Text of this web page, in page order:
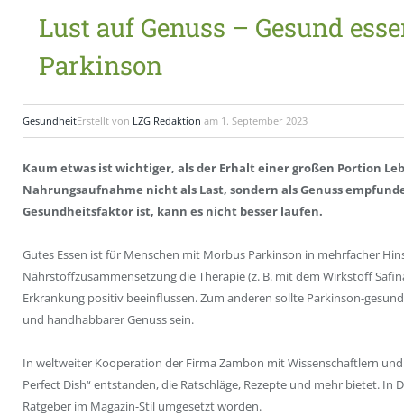
Lust auf Genuss – Gesund
Parkinson
Erstellt von LZG Redaktion am 1. September 2023
Gesundheit
Kaum etwas ist wichtiger, als der Erhalt einer großen Portion
Nahrungsaufnahme nicht als Last, sondern als Genuss
Gesundheitsfaktor ist, kann es nicht besser laufen.
Gutes Essen ist für Menschen mit Morbus Parkinson in mehrfacher
Nährstoffzusammensetzung die Therapie (z. B. mit dem Wirkstoff
Erkrankung positiv beeinflussen. Zum anderen sollte Parkinson-
und handhabbarer Genuss sein.
In weltweiter Kooperation der Firma Zambon mit Wissenschaftlern
Perfect Dish“ entstanden, die Ratschläge, Rezepte und mehr bietet. In
Ratgeber im Magazin-Stil umgesetzt worden.